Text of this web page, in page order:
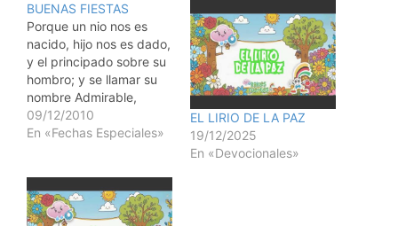
BUENAS FIESTAS
Porque un nio nos es
nacido, hijo nos es dado,
y el principado sobre su
hombro; y se llamar su
nombre Admirable,
Consejero, Dios Fuerte,
Padre Eterno, Prncipe de
nosotros.
Conmemoramos esta
09/12/2010
En «Fechas Especiales»
EL LIRIO DE LA PAZ
19/12/2025
En «Devocionales»